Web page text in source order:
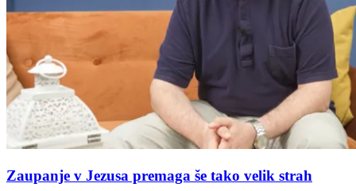
Zaupanje v Jezusa premaga še tako velik strah